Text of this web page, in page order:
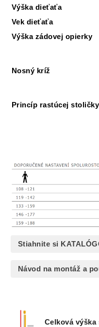
Výška dieťaťa
Vek dieťaťa
Výška zádovej opierky
Nosný kríž
Princíp rastúcej stoličky
Stiahnite si
Návod na montáž a
Celková výška